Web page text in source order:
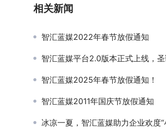
相关新闻
智汇蓝媒2022年春节放假通知
智汇蓝媒平台2.0版本正式上线，圣诞元旦
智汇蓝媒2025年春节放假通知！
智汇蓝媒2011年国庆节放假通知
冰凉一夏，智汇蓝媒助力企业欢度“